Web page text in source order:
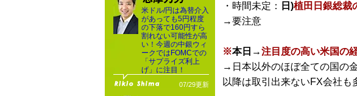
・時間未定： 日)植田日銀総裁
→要注意
※本日→注目度の高い米国の
→日本以外のほぼ全ての国の
以降は取引出来ないFX会社も
米ドル/円は為替介入
があっても5円程度
の下落で160円すら
割れない可能性が高
い！今週の中銀ウィ
ークではFOMCでの
「サプライズ利上
げ」に注目！
07/29更新